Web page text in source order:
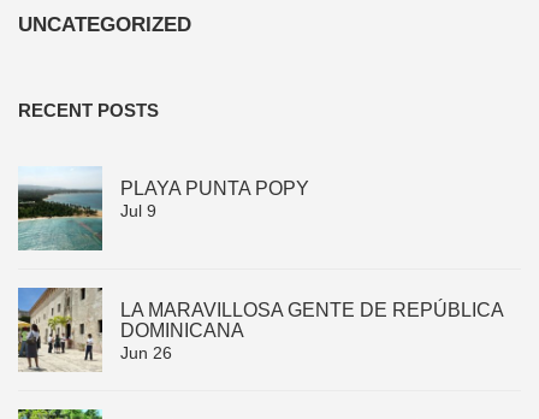
UNCATEGORIZED
RECENT POSTS
PLAYA PUNTA POPY
Jul 9
LA MARAVILLOSA GENTE DE REPÚBLICA
DOMINICANA
Jun 26